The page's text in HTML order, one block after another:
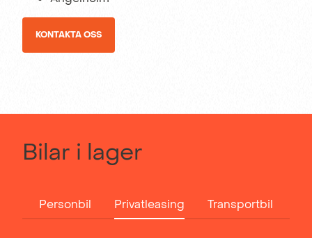
KONTAKTA OSS
Bilar i lager
Personbil Privatleasing Transportbil